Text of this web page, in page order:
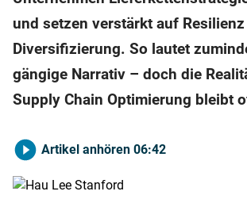
und setzen verstärkt auf
Diversifizierung. So lautet
gängige Narrativ – doch die
Supply Chain Optimierung bleibt
Artikel anhören 06:42